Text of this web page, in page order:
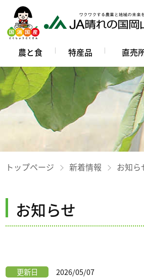
農と食 特産品 直売
トップページ 新着情報 お知ら
お知らせ
更新日 2026/05/07